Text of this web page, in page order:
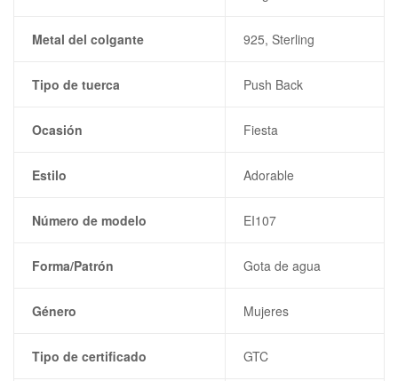
Metal del colgante 925, Sterling
Tipo de tuerca Push Back
Ocasión Fiesta
Estilo Adorable
Número de modelo EI107
Forma/Patrón Gota de agua
Género Mujeres
Tipo de certificado GTC